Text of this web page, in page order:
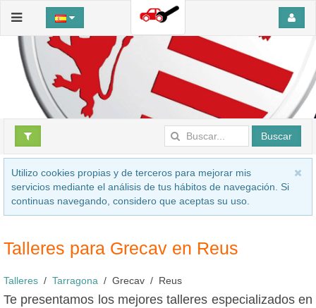
Buscar
Utilizo cookies propias y de terceros para mejorar mis
servicios mediante el análisis de tus hábitos de navegación. Si
continuas navegando, considero que aceptas su uso.
Talleres para Grecav en Reus
Talleres Tarragona Grecav Reus
Te presentamos los mejores talleres especializados en